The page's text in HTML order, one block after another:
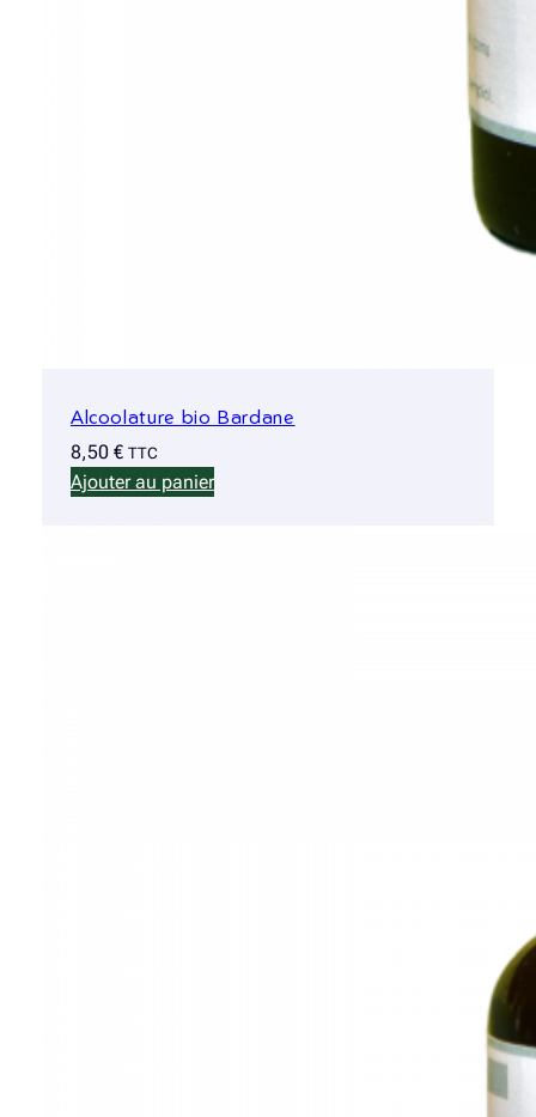
Alcoolature bio Bardane
8,50 € TTC
Ajouter au panier